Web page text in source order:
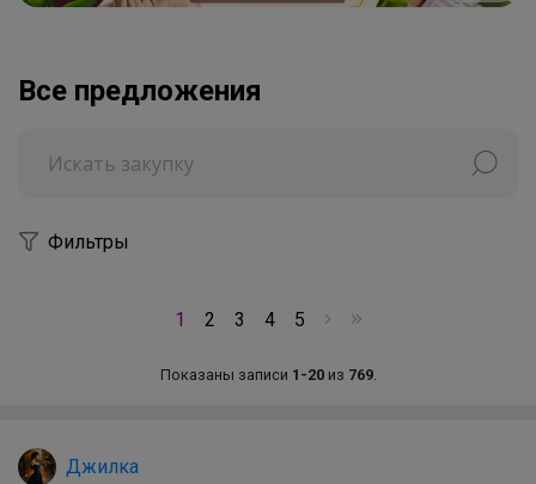
Все предложения
Фильтры
1 2 3 4 5
Показаны записи 1-20из 769.
Джилка